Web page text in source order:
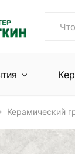
Керамический